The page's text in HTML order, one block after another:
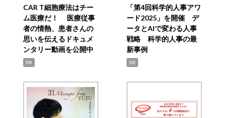
CAR T細胞療法はチー
ム医療だ！ 医療従事
者の情熱、患者さんの
思いを伝えるドキュメ
ンタリー動画を公開中
PR
「第4回科学的人事アワ
ード2025」を開催 デ
ータとAIで変わる人事
戦略 科学的人事の最
新事例
PR